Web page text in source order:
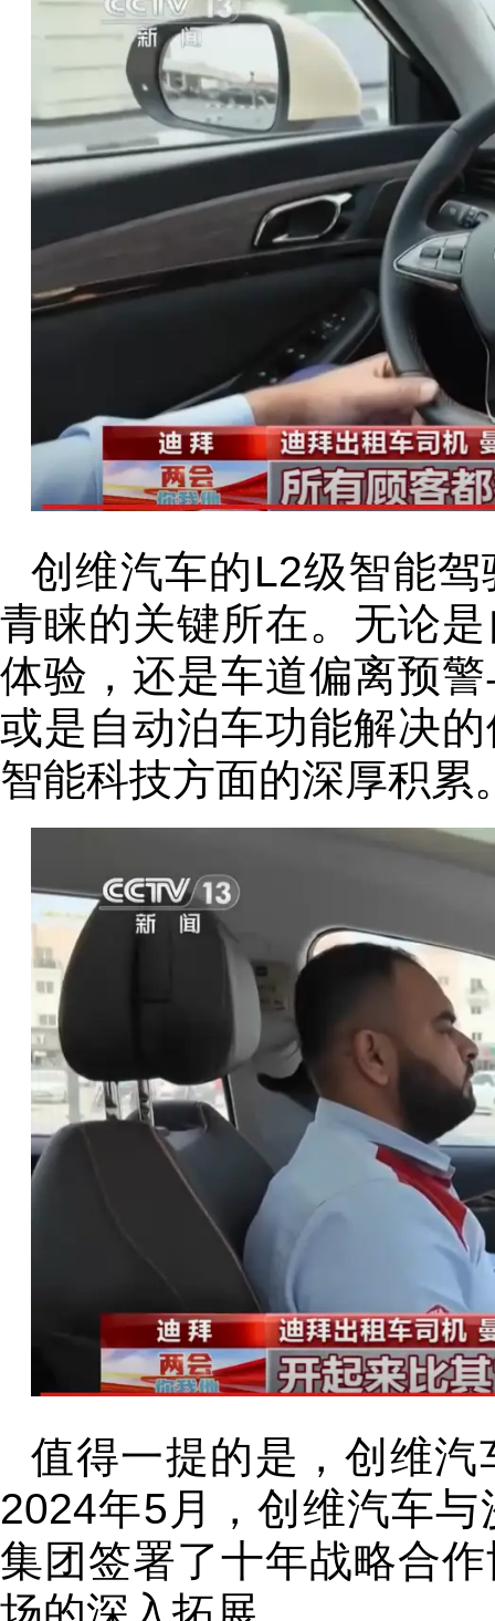
创维汽车的L2级智能
青睐的关键所在。无论
体验，还是车道偏离预
或是自动泊车功能解决
智能科技方面的深厚积累
值得一提的是，创维
2024年5月，创维汽车
集团签署了十年战略合